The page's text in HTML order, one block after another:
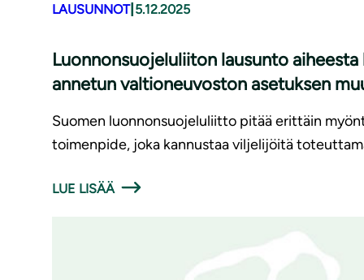
LAUSUNNOT| 5.12.2025
Luonnonsuojeluliiton lausunto
annetun valtioneuvoston asetuksen
Suomen luonnonsuojeluliitto pitää erittäin
toimenpide, joka kannustaa viljelijöitä
LUE LISÄÄ